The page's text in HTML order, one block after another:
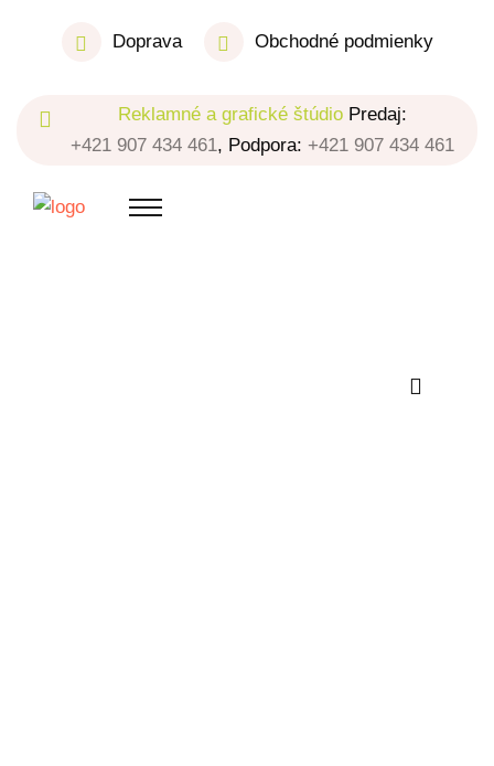
Doprava Obchodné podmienky
Reklamné a grafické štúdio Predaj:
+421 907 434 461, Podpora: +421 907 434 461